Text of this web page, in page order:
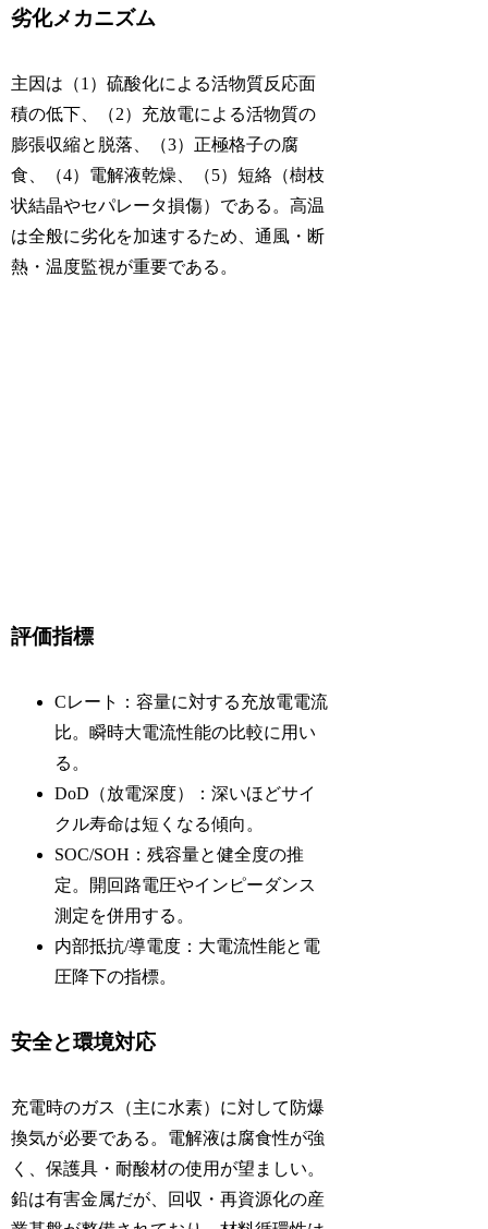
劣化メカニズム
主因は（1）硫酸化による活物質反応面
積の低下、（2）充放電による活物質の
膨張収縮と脱落、（3）正極格子の腐
食、（4）電解液乾燥、（5）短絡（樹枝
状結晶やセパレータ損傷）である。高温
は全般に劣化を加速するため、通風・断
熱・温度監視が重要である。
評価指標
Cレート：容量に対する充放電電流
比。瞬時大電流性能の比較に用い
る。
DoD（放電深度）：深いほどサイ
クル寿命は短くなる傾向。
SOC/SOH：残容量と健全度の推
定。開回路電圧やインピーダンス
測定を併用する。
内部抵抗/導電度：大電流性能と電
圧降下の指標。
安全と環境対応
充電時のガス（主に水素）に対して防爆
換気が必要である。電解液は腐食性が強
く、保護具・耐酸材の使用が望ましい。
鉛は有害金属だが、回収・再資源化の産